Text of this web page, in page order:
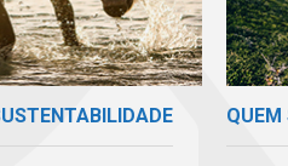
QUEM